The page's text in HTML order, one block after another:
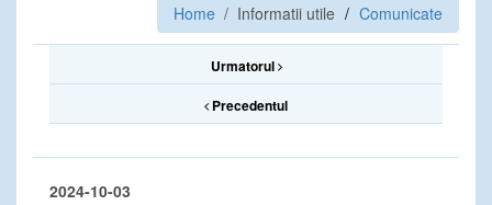
Home / Informatii utile Comunicate
Urmatorul
Precedentul
2024-10-03